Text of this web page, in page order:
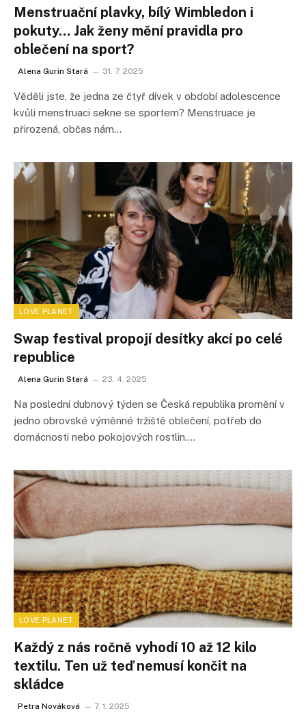
Menstruační plavky, bílý Wimbledon i
pokuty… Jak ženy mění pravidla pro
oblečení na sport?
Alena Gurin Stará 31. 7. 2025
Věděli jste, že jedna ze čtyř dívek v období adolescence
kvůli menstruaci sekne se sportem? Menstruace je
přirozená, občas nám…
LOVE PLANET
Swap festival propojí desítky akcí po celé
republice
Alena Gurin Stará 23. 4. 2025
Na poslední dubnový týden se Česká republika promění v
jedno obrovské výměnné tržiště oblečení, potřeb do
domácnosti nebo pokojových rostlin.…
LOVE PLANET
Každý z nás ročně vyhodí 10 až 12 kilo
textilu. Ten už teď nemusí končit na
skládce
Petra Nováková 7. 1. 2025